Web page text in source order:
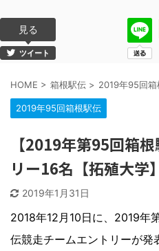
見る
ツイート
HOME > 箱根駅伝 > 2019年95回箱
2019年95回箱根駅伝
【2019年第95回箱
リー16名【拓殖大学
2019年1月31日
2018年12月10日に、2019年
伝競走チームエントリーが発